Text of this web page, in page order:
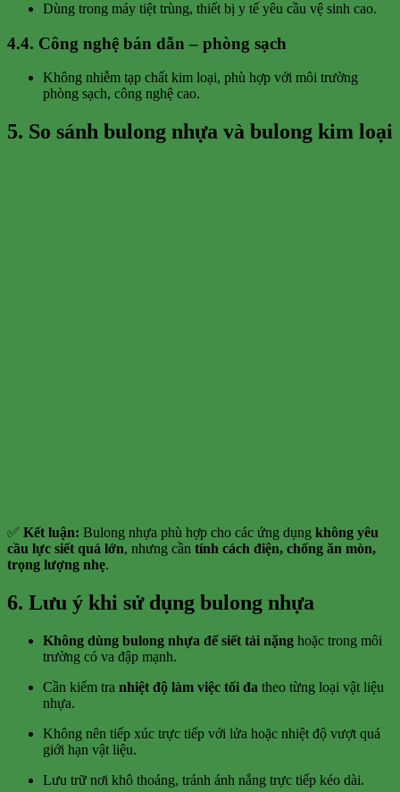
Dùng trong máy tiệt trùng, thiết bị y tế yêu cầu vệ sinh cao.
4.4. Công nghệ bán dẫn – phòng sạch
Không nhiễm tạp chất kim loại, phù hợp với môi trường
phòng sạch, công nghệ cao.
5. So sánh bulong nhựa và bulong kim loại
✅ Kết luận: Bulong nhựa phù hợp cho các ứng dụng không yêu
cầu lực siết quá lớn, nhưng cần tính cách điện, chống ăn mòn,
trọng lượng nhẹ.
6. Lưu ý khi sử dụng bulong nhựa
Không dùng bulong nhựa để siết tải nặng hoặc trong môi
trường có va đập mạnh.
Cần kiểm tra nhiệt độ làm việc tối đa theo từng loại vật liệu
nhựa.
Không nên tiếp xúc trực tiếp với lửa hoặc nhiệt độ vượt quá
giới hạn vật liệu.
Lưu trữ nơi khô thoáng, tránh ánh nắng trực tiếp kéo dài.